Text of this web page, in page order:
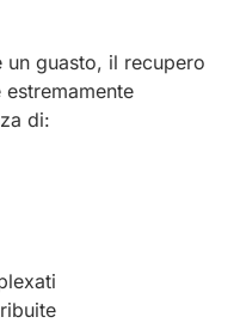
un guasto, il recupero
di: